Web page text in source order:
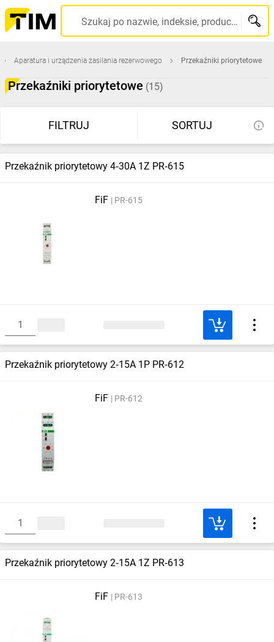
Szukaj po nazwie, indeksie, producencie, kodzie kreskowym...
Aparatura i urządzenia zasilania rezerwowego Przekaźniki priorytetowe
Przekaźniki priorytetowe (15)
FILTRUJ SORTUJ
Przekaźnik priorytetowy 4‑30A 1Z PR‑615
FiF PR-615
Przekaźnik priorytetowy 2‑15A 1P PR‑612
FiF PR-612
Przekaźnik priorytetowy 2‑15A 1Z PR‑613
FiF PR-613